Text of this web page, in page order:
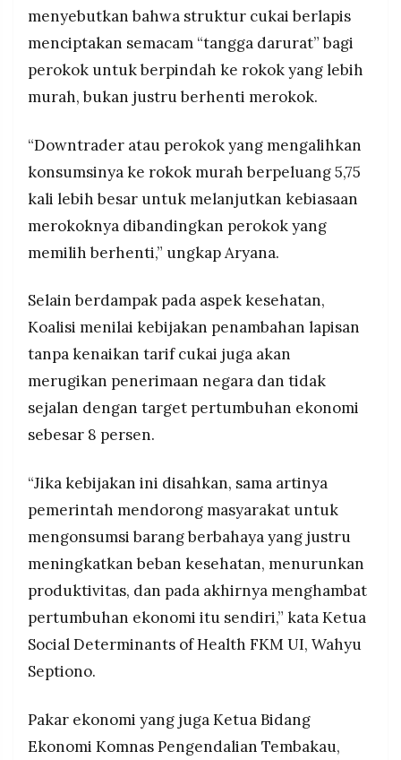
menyebutkan bahwa struktur cukai berlapis
menciptakan semacam “tangga darurat” bagi
perokok untuk berpindah ke rokok yang lebih
murah, bukan justru berhenti merokok.
“Downtrader atau perokok yang mengalihkan
konsumsinya ke rokok murah berpeluang 5,75
kali lebih besar untuk melanjutkan kebiasaan
merokoknya dibandingkan perokok yang
memilih berhenti,” ungkap Aryana.
Selain berdampak pada aspek kesehatan,
Koalisi menilai kebijakan penambahan lapisan
tanpa kenaikan tarif cukai juga akan
merugikan penerimaan negara dan tidak
sejalan dengan target pertumbuhan ekonomi
sebesar 8 persen.
“Jika kebijakan ini disahkan, sama artinya
pemerintah mendorong masyarakat untuk
mengonsumsi barang berbahaya yang justru
meningkatkan beban kesehatan, menurunkan
produktivitas, dan pada akhirnya menghambat
pertumbuhan ekonomi itu sendiri,” kata Ketua
Social Determinants of Health FKM UI, Wahyu
Septiono.
Pakar ekonomi yang juga Ketua Bidang
Ekonomi Komnas Pengendalian Tembakau,